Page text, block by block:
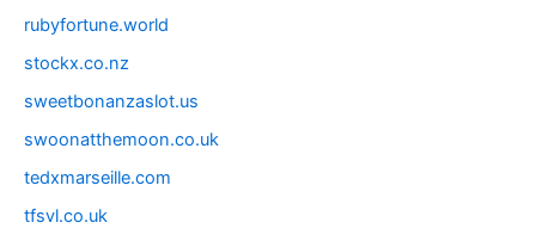
rubyfortune.world
stockx.co.nz
sweetbonanzaslot.us
swoonatthemoon.co.uk
tedxmarseille.com
tfsvl.co.uk